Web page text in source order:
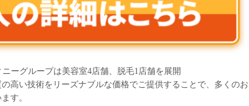
ーグループは美容室4店舗、脱毛1店舗を展開
高い技術をリーズナブルな価格でご提供することで、多くのお
す。